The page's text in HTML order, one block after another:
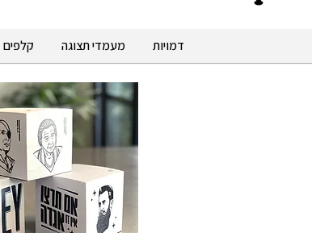
דמויות מעמדי תצוגה קלפים